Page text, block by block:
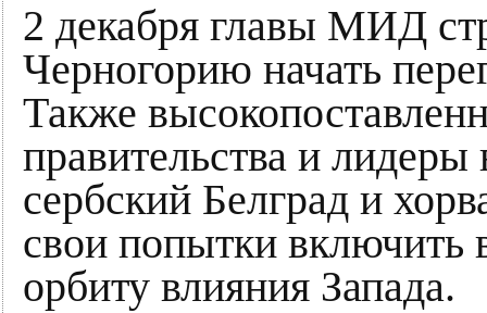
2 декабря главы МИД
Черногорию начать
Также
правительства и
сербский Белград и
свои попытки включить
орбиту влияния Запада.